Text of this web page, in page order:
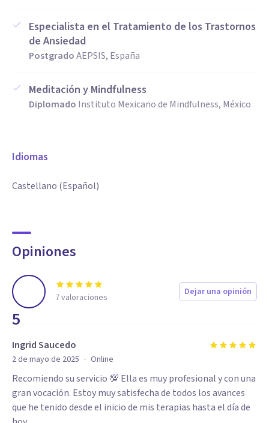
Especialista en el Tratamiento de los Trastornos
de Ansiedad
PostgradoAEPSIS, España
Meditación y Mindfulness
Diplomado Instituto Mexicano de Mindfulness, México
Idiomas
Castellano (Español)
Opiniones
5
7valoraciones Dejar una opinión
Ingrid Saucedo
2 de mayo de 2025 · Online
Recomiendo su servicio 💯 Ella es muy profesional y con una
gran vocación. Estoy muy satisfecha de todos los avances
que he tenido desde el inicio de mis terapias hasta el día de